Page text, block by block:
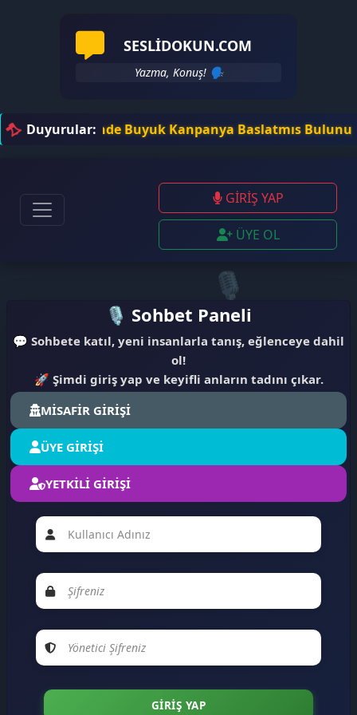
😍
🎙️
SESLIDOKUN.COM
Yazma, Konuş! 🗣️
Duyurular:Buyuk Kanpanya Baslatmıs Bulunuyoruz ..
GİRİŞ YAP
ÜYE OL
🎙️ Sohbet Paneli
💬 Sohbete katıl, yeni insanlarla tanış, eğlenceye dahil
ol!
🚀 Şimdi giriş yap ve keyifli anların tadını çıkar.
MİSAFİR GİRİŞİ
ÜYE GİRİŞİ
YETKİLİ GİRİŞİ